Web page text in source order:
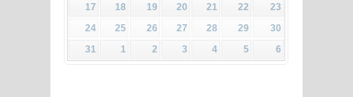
17
18 19 20 21 22
23
24
25 26 27 28 29
30
31
1 2 3 4 5 6